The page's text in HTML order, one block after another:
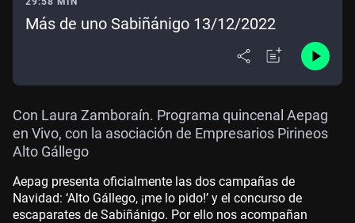
Más de uno Sabiñánigo 13/12/2022
Con Laura Zamboraín. Programa quincenal Aepag
en Vivo, con la asociación de Empresarios Pirineos
Alto Gállego
Aepag presenta oficialmente las dos campañas de
Navidad: ‘Alto Gállego, ¡me lo pido!’ y el concurso de
escaparates de Sabiñánigo. Por ello nos acompañan